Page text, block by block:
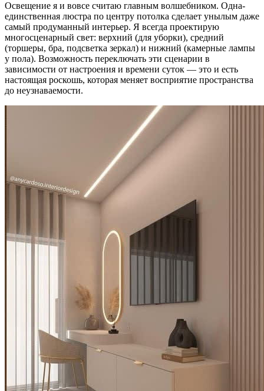
Освещение я и вовсе считаю главным волшебником. Одна-
единственная люстра по центру потолка сделает унылым даже
самый продуманный интерьер. Я всегда проектирую
многосценарный свет: верхний (для уборки), средний
(торшеры, бра, подсветка зеркал) и нижний (камерные лампы
у пола). Возможность переключать эти сценарии в
зависимости от настроения и времени суток — это и есть
настоящая роскошь, которая меняет восприятие пространства
до неузнаваемости.